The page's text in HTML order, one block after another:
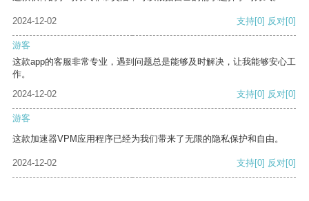
2024-12-02 支持[0] 反对[0]
游客
这款app的客服非常专业，遇到问题总是能够及时解决，让我能够安心工
作。
2024-12-02
支持[0] 反对[0]
游客
这款加速器VPM应用程序已经为我们带来了无限的隐私保护和自由。
2024-12-02 支持[0] 反对[0]